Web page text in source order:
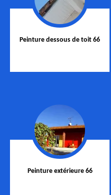
Peinture dessous de toit 66
Peinture extérieure 66